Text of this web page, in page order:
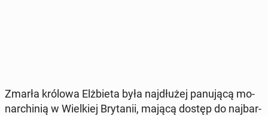
Zmarła królowa Elż­bie­ta była naj­dłu­żej pa­nu­ją­cą mo­
nar­chi­nią w Wiel­kiej Bry­ta­nii, mającą dostęp do naj­bar­